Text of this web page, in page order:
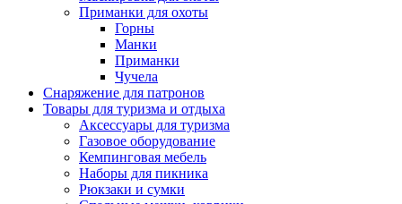
Приманки для охоты
Горны
Манки
Приманки
Чучела
Снаряжение для патронов
Товары для туризма и отдыха
Аксессуары для туризма
Газовое оборудование
Кемпинговая мебель
Наборы для пикника
Рюкзаки и сумки